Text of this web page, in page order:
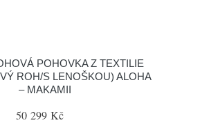
POHOVKA Z TEXTILIE
ROH/S LENOŠKOU) ALOHA
– MAKAMII
50 299 Kč